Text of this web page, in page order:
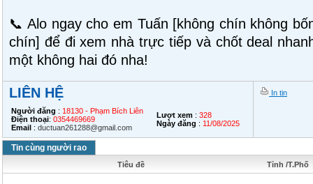
📞 Alo ngay cho em Tuấn [không chín không
chín] để đi xem nhà trực tiếp và chốt deal
một không hai đó nha!
LIÊN HỆ
Người đăng : 18130 - Phạm Bích Liên
Điện thoại: 0354469669
Email : ductuan261288@gmail.com
Lượt xem : 328
Ngày đăng : 11/08/2025
In tin
Tin cùng người rao
Tiêu đề Tỉnh /T.Phố